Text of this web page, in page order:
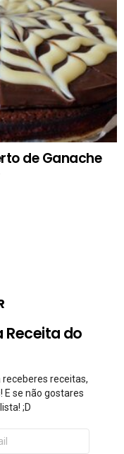
de Ganache
Receita do
receberes receitas,
E se não gostares
;D